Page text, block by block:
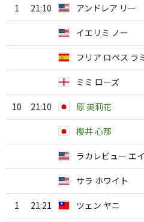
1 21:10 アンドレア リー
イエリミ ノー
フリア ロペス ラ
ミミ ローズ
10 21:10 原 英莉花
櫻井 心那
ラカレビュー エ
サラ ホワイト
1 21:21 ツェン ヤニ